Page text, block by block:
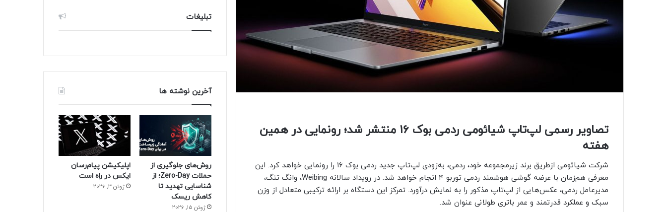
تصاویر رسمی لپ‌تاپ شیائومی ردمی بوک ۱۶ منتشر شد؛ رونمایی در همین
هفته
شرکت شیائومی ازطریق برند زیرمجموعه خود، ردمی، به‌زودی لپ‌تاپ جدید ردمی بوک ۱۶ را رونمایی خواهد کرد. این
معرفی هم‌زمان با عرضه گوشی هوشمند ردمی توربو ۴ انجام خواهد شد. در رویداد سالانه Weibing، وانگ تنگ،
مدیرعامل ردمی، عکس‌هایی از لپ‌تاپ مذکور را به نمایش درآورد. تمرکز این دستگاه بر ارائه ترکیبی متعادل از وزن
سبک و عملکرد قدرتمند و عمر باتری طولانی عنوان شد.
تبلیغات
آخرین نوشته ها
روش‌های جلوگیری از
حملات Zero-Day؛ از
شناسایی تهدید تا
کاهش ریسک
ژوئن 15, 2026
اپلیکیشن پیام‌رسان
ایکس در راه است
ژوئن 3, 2026